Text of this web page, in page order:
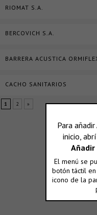
RIOMAT S.A.
BERCOVICH S.A.
BARRERA ACUSTICA
CACHO SANITARIOS
1 2 »